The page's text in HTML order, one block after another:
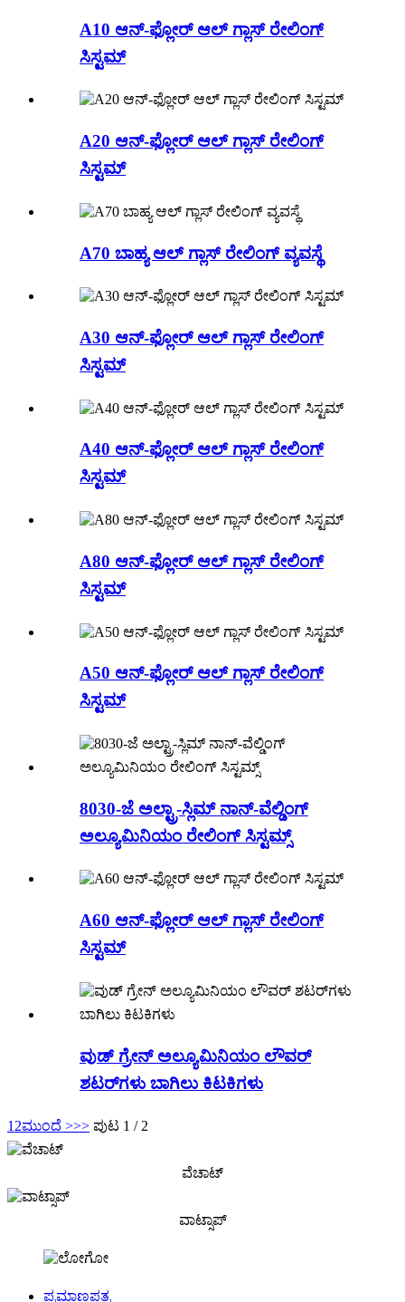
A10 ಆನ್-ಫ್ಲೋರ್ ಆಲ್ ಗ್ಲಾಸ್ ರೇಲಿಂಗ್
ಸಿಸ್ಟಮ್
A20 ಆನ್-ಫ್ಲೋರ್ ಆಲ್ ಗ್ಲಾಸ್ ರೇಲಿಂಗ್
ಸಿಸ್ಟಮ್
A70 ಬಾಹ್ಯ ಆಲ್ ಗ್ಲಾಸ್ ರೇಲಿಂಗ್ ವ್ಯವಸ್ಥೆ
A30 ಆನ್-ಫ್ಲೋರ್ ಆಲ್ ಗ್ಲಾಸ್ ರೇಲಿಂಗ್
ಸಿಸ್ಟಮ್
A40 ಆನ್-ಫ್ಲೋರ್ ಆಲ್ ಗ್ಲಾಸ್ ರೇಲಿಂಗ್
ಸಿಸ್ಟಮ್
A80 ಆನ್-ಫ್ಲೋರ್ ಆಲ್ ಗ್ಲಾಸ್ ರೇಲಿಂಗ್
ಸಿಸ್ಟಮ್
A50 ಆನ್-ಫ್ಲೋರ್ ಆಲ್ ಗ್ಲಾಸ್ ರೇಲಿಂಗ್
ಸಿಸ್ಟಮ್
8030-ಜೆ ಅಲ್ಟ್ರಾ-ಸ್ಲಿಮ್ ನಾನ್-ವೆಲ್ಡಿಂಗ್
ಅಲ್ಯೂಮಿನಿಯಂ ರೇಲಿಂಗ್ ಸಿಸ್ಟಮ್ಸ್
A60 ಆನ್-ಫ್ಲೋರ್ ಆಲ್ ಗ್ಲಾಸ್ ರೇಲಿಂಗ್
ಸಿಸ್ಟಮ್
ವುಡ್ ಗ್ರೇನ್ ಅಲ್ಯೂಮಿನಿಯಂ ಲೌವರ್
ಶಟರ್‌ಗಳು ಬಾಗಿಲು ಕಿಟಕಿಗಳು
1 2ಮುಂದೆ >>> ಪುಟ 1 / 2
ವೆಚಾಟ್
ವಾಟ್ಸಾಪ್
ಪ್ರಮಾಣಪತ್ರ